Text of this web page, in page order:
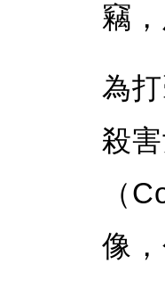
竊
為
殺
（
像